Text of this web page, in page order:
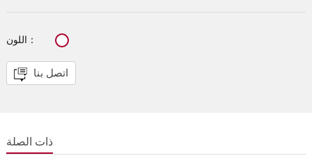
اللون：
اتصل بنا
ذات الصلة